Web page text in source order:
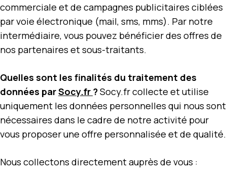
commerciale et de campagnes publicitaires ciblées
par voie électronique (mail, sms, mms). Par notre
intermédiaire, vous pouvez bénéficier des offres de
nos partenaires et sous-traitants.
Quelles sont les finalités du traitement des
données parSocy.fr ?Socy.fr collecte et utilise
uniquement les données personnelles qui nous sont
nécessaires dans le cadre de notre activité pour
vous proposer une offre personnalisée et de qualité.
Nous collectons directement auprès de vous :